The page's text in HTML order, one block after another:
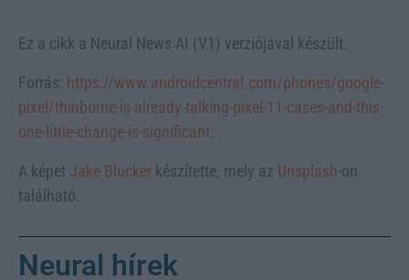
Ez a cikk a Neural News AI (V1) verziójával készült.
Forrás: https://www.androidcentral.com/phones/google-
pixel/thinborne-is-already-talking-pixel-11-cases-and-this-
one-little-change-is-significant.
A képet Jake Blucker készítette, mely az Unsplash-on
található.
Neural hírek